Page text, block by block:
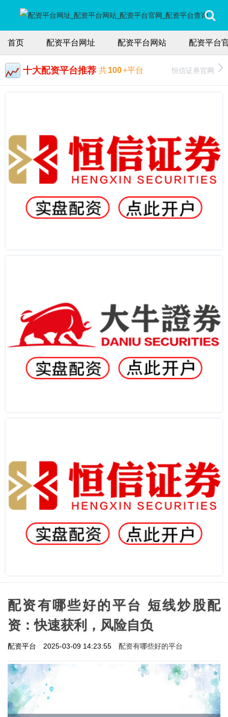
首页 配资平台网址 配资平台网站 配资平台
十大配资平台推荐 共100+平台 恒信证券官网
配资有哪些好的平台 短线炒股配
资：快速获利，风险自负
配资平台 2025-03-09 14:23:55 配资有哪些好的平台